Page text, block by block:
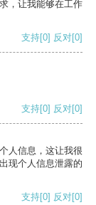
，让我能够在工作
支持[0] 反对[0]
支持[0] 反对[0]
人信息，这让我很
现个人信息泄露的
支持[0] 反对[0]